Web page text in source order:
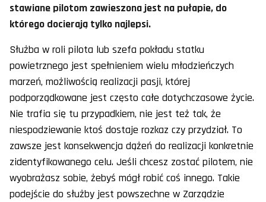
stawiane pilotom zawieszona jest na pułapie, do
którego docierają tylko najlepsi.
Służba w roli pilota lub szefa pokładu statku
powietrznego jest spełnieniem wielu młodzieńczych
marzeń, możliwością realizacji pasji, której
podporządkowane jest często całe dotychczasowe życie.
Nie trafia się tu przypadkiem, nie jest też tak, że
niespodziewanie ktoś dostaje rozkaz czy przydział. To
zawsze jest konsekwencja dążeń do realizacji konkretnie
zidentyfikowanego celu. Jeśli chcesz zostać pilotem, nie
wyobrażasz sobie, żebyś mógł robić coś innego. Takie
podejście do służby jest powszechne w Zarządzie